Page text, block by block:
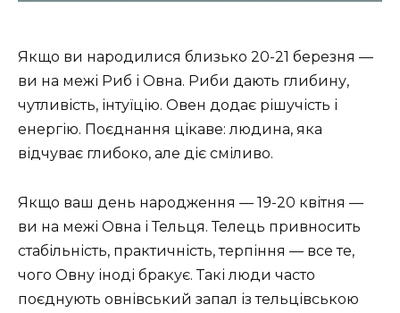
Якщо ви народилися близько 20-21 березня —
ви на межі Риб і Овна. Риби дають глибину,
чутливість, інтуїцію. Овен додає рішучість і
енергію. Поєднання цікаве: людина, яка
відчуває глибоко, але діє сміливо.
Якщо ваш день народження — 19-20 квітня —
ви на межі Овна і Тельця. Телець привносить
стабільність, практичність, терпіння — все те,
чого Овну іноді бракує. Такі люди часто
поєднують овнівський запал із тельцівською